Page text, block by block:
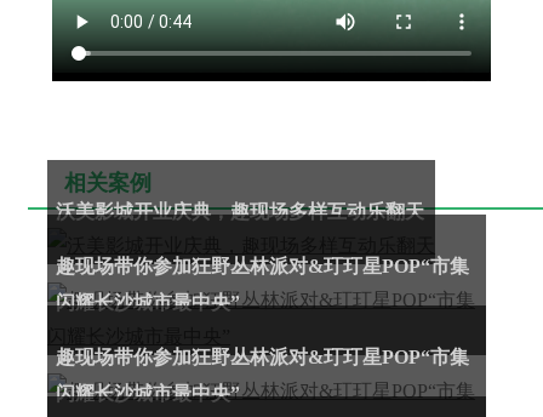
相关案例
沃美影城开业庆典，趣现场多样互动乐翻天
趣现场带你参加狂野丛林派对&玎玎星POP“市集
闪耀长沙城市最中央”
趣现场带你参加狂野丛林派对&玎玎星POP“市集
闪耀长沙城市最中央”